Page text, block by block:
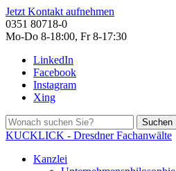
Jetzt Kontakt aufnehmen
0351 80718-0
Mo-Do 8-18:00, Fr 8-17:30
LinkedIn
Facebook
Instagram
Xing
Suchen
KUCKLICK - Dresdner Fachanwälte
Kanzlei